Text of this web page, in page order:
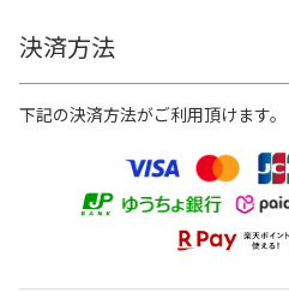
決済方法
下記の決済方法がご利用頂けます。